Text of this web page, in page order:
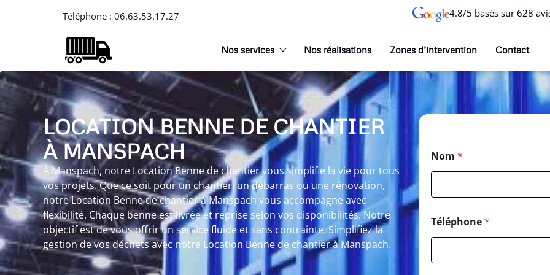
Téléphone : 06.63.53.17.27 4.8/5 basés sur 628
Nos services Nos réalisations Zones d’intervention Contact
LOCATION BENNE DE CHANTIER
À MANSPACH
À Manspach, notre Location Benne de chantier vous simplifie la vie pour tous
vos projets. Que ce soit pour un chantier, un débarras ou une rénovation,
notre Location Benne de chantier à Manspach vous accompagne avec
flexibilité. Chaque benne est livrée et reprise selon vos disponibilités. Notre
objectif est de vous offrir un service fluide et sans contrainte. Simplifiez la
gestion de vos déchets avec notre Location Benne de chantier à Manspach.
Nom *
Téléphone*